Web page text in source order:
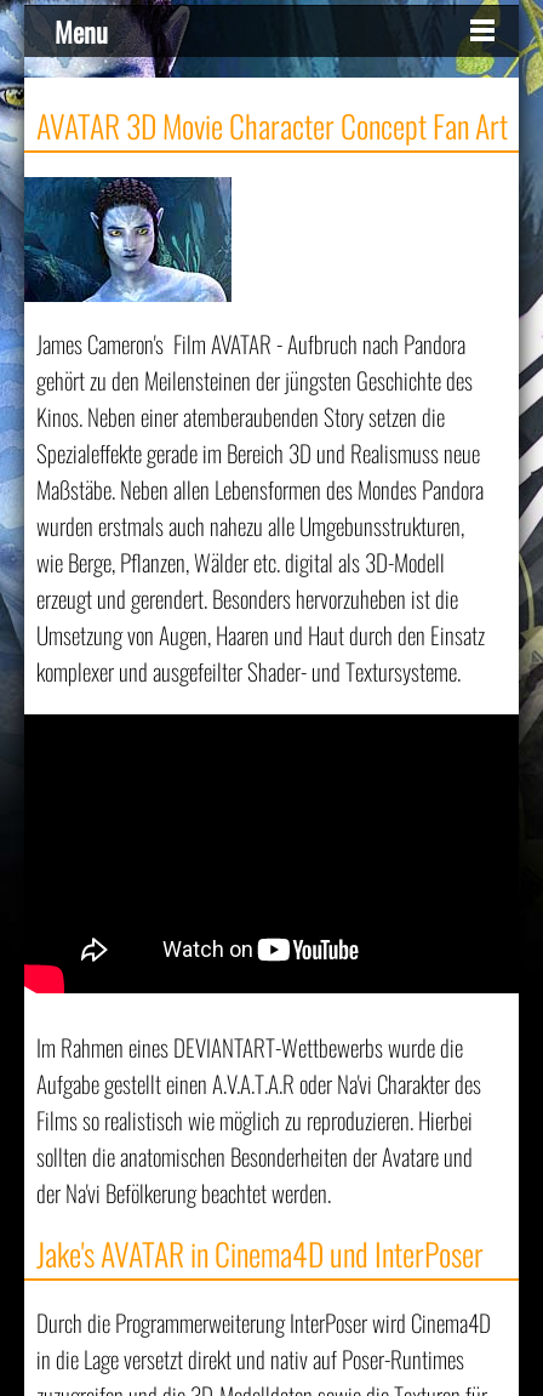
Menu
AVATAR 3D Movie Character Concept Fan Art
James Cameron's Film AVATAR - Aufbruch nach Pandora
gehört zu den Meilensteinen der jüngsten Geschichte des
Kinos. Neben einer atemberaubenden Story setzen die
Spezialeffekte gerade im Bereich 3D und Realismuss neue
Maßstäbe. Neben allen Lebensformen des Mondes Pandora
wurden erstmals auch nahezu alle Umgebunsstrukturen,
wie Berge, Pflanzen, Wälder etc. digital als 3D-Modell
erzeugt und gerendert. Besonders hervorzuheben ist die
Umsetzung von Augen, Haaren und Haut durch den Einsatz
komplexer und ausgefeilter Shader- und Textursysteme.
Im Rahmen eines DEVIANTART-Wettbewerbs wurde die
Aufgabe gestellt einen A.V.A.T.A.R oder Na'vi Charakter des
Films so realistisch wie möglich zu reproduzieren. Hierbei
sollten die anatomischen Besonderheiten der Avatare und
der Na'vi Befölkerung beachtet werden.
Jake's AVATAR in Cinema4D und InterPoser
Durch die Programmerweiterung InterPoser wird Cinema4D
in die Lage versetzt direkt und nativ auf Poser-Runtimes